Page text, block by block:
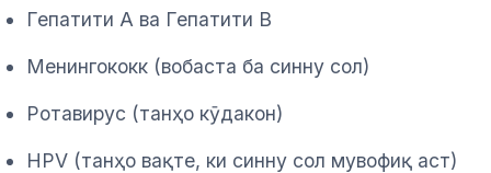
Гепатити A ва Гепатити B
Менингококк (вобаста ба синну сол)
Ротавирус (танҳо кӯдакон)
HPV (танҳо вақте, ки синну сол мувофиқ аст)